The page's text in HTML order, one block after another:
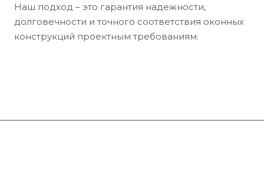
Наш подход – это гарантия надежности,
долговечности и точного соответствия оконных
конструкций проектным требованиям.